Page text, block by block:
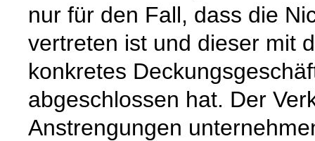
nur für den Fall, dass die
vertreten ist und dieser mit
konkretes
abgeschlossen hat. Der
Anstrengungen